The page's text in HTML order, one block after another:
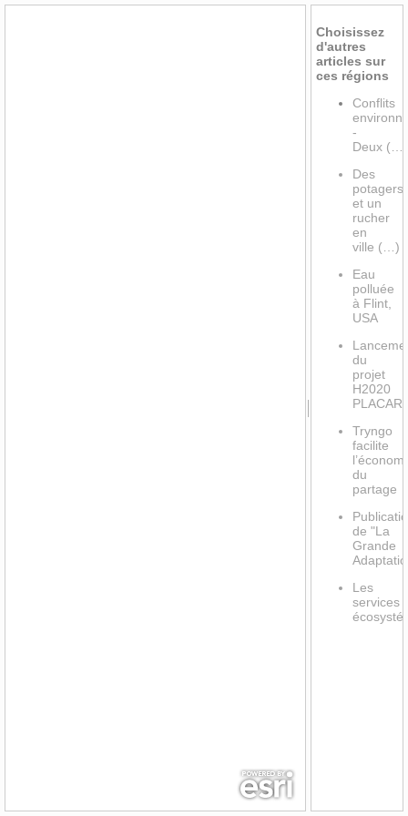
Choisissez
d'autres
articles sur
ces régions
Conflits
-
Deux (…)
Des
potagers
et un
rucher
en
ville (…)
Eau
polluée
à Flint,
USA
du
projet
H2020
Tryngo
facilite
du
partage
de "La
Grande
Les
services